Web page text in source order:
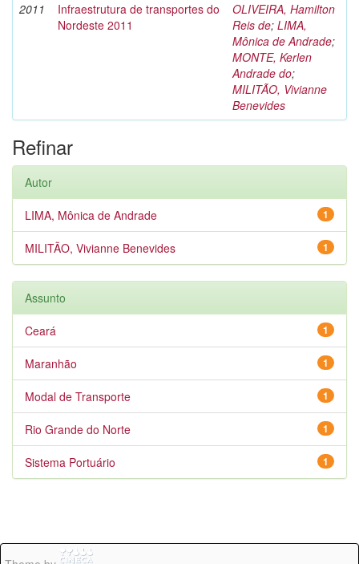
2011
Infraestrutura de transportes do
Nordeste 2011
OLIVEIRA, Hamilton
Reis de; LIMA,
Mônica de Andrade;
MONTE, Kerlen
Andrade do;
MILITÃO, Vivianne
Benevides
Refinar
Autor
1
LIMA, Mônica de Andrade
1
MILITÃO, Vivianne Benevides
Assunto
1
Ceará
1
Maranhão
1
Modal de Transporte
1
Rio Grande do Norte
1
Sistema Portuário